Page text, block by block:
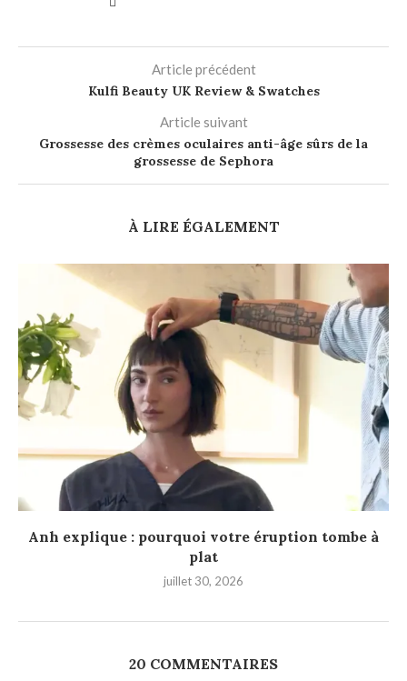
Article précédent
Kulfi Beauty UK Review & Swatches
Article suivant
Grossesse des crèmes oculaires anti-âge sûrs de la
grossesse de Sephora
À LIRE ÉGALEMENT
Anh explique : pourquoi votre éruption tombe à
plat
juillet 30, 2026
20 COMMENTAIRES